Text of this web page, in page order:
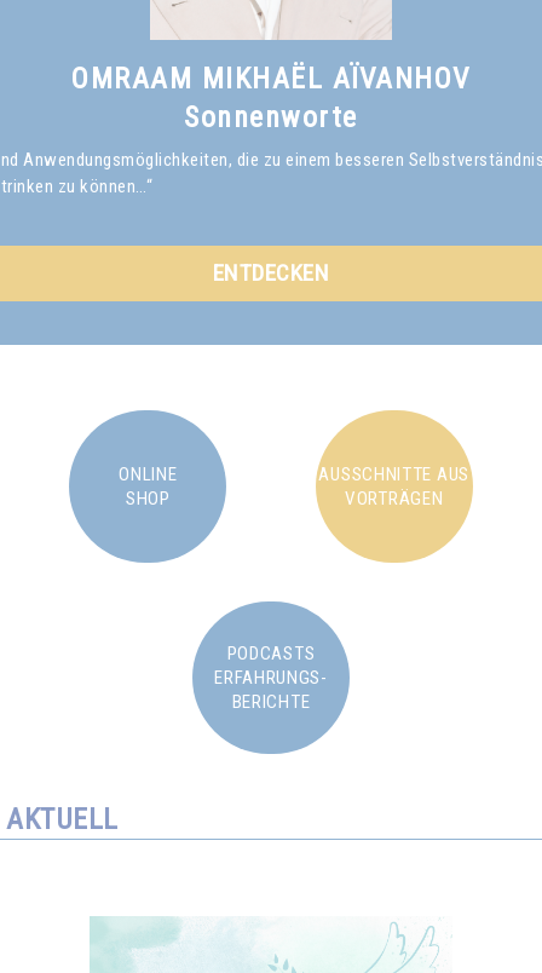
OMRAAM MIKHAËL AÏVANHOV
Sonnenworte
Anwendungsmöglichkeiten, die zu einem besseren
zu können…“
ENTDECKEN
ONLINE
SHOP
AUSSCHNITTE AUS
VORTRÄGEN
PODCASTS
ERFAHRUNGS-
BERICHTE
AKTUELL